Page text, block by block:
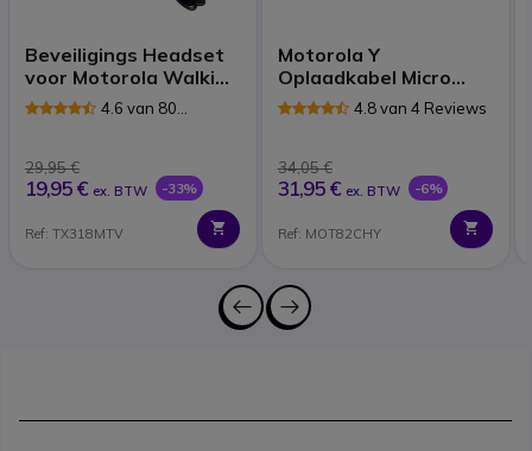
Beveiligings Headset
voor Motorola Walkie
Talkies 4.6 van 80
29,95 €
19,95 € ex. BTW -33%
Ref: TX318MTV
Motorola Y
Oplaadkabel Micro
USB
4.8 van 4 Reviews
34,05 €
31,95 € ex. BTW -6%
Ref: MOT82CHY